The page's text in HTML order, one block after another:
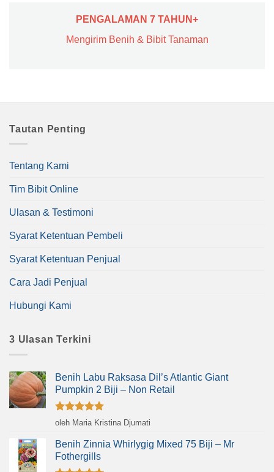
PENGALAMAN 7 TAHUN+
Mengirim Benih & Bibit Tanaman
Tautan Penting
Tentang Kami
Tim Bibit Online
Ulasan & Testimoni
Syarat Ketentuan Pembeli
Syarat Ketentuan Penjual
Cara Jadi Penjual
Hubungi Kami
3 Ulasan Terkini
Benih Labu Raksasa Dil’s Atlantic Giant
Pumpkin 2 Biji – Non Retail
Dinilai5
oleh Maria Kristina Djumati
Benih Zinnia Whirlygig Mixed 75 Biji – Mr
Fothergills